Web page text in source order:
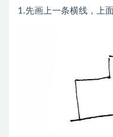
1.先画上一条横线，上